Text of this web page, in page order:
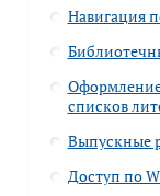
Навигация
списков
Выпускные
Доступ по